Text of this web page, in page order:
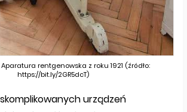
rentgenowska z roku 1921 (źródło:
https://bit.ly/2GR5dcT)
urządzeń